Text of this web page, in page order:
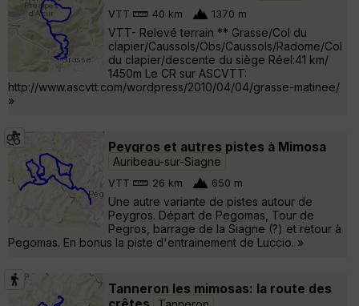
VTT 40 km 1370 m
VTT- Relevé terrain ** Grasse/Col du
clapier/Caussols/Obs/Caussols/Radome/Col
du clapier/descente du siège Réel:41 km/
1450m Le CR sur ASCVTT:
http://www.ascvtt.com/wordpress/2010/04/04/grasse-matinee/
»
Peygros et autres pistes à Mimosa
Auribeau-sur-Siagne
VTT 26 km 650 m
Une autre variante de pistes autour de
Peygros. Départ de Pegomas, Tour de
Pegros, barrage de la Siagne (?) et retour à
Pegomas. En bonus la piste d'entrainement de Luccio. »
Tanneron les mimosas: la route des